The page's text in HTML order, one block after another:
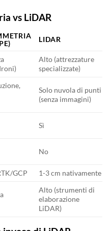
vs LiDAR
LIDAR
Alto (attrezzature
specializzate)
Solo nuvola di punti
(senza immagini)
Sì
No
GCP 1-3 cm nativamente
Alto (strumenti di
elaborazione
LiDAR)